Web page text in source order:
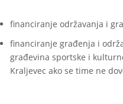
financiranje održavanja i
financiranje građenja i
građevina sportske i
Kraljevec ako se time ne